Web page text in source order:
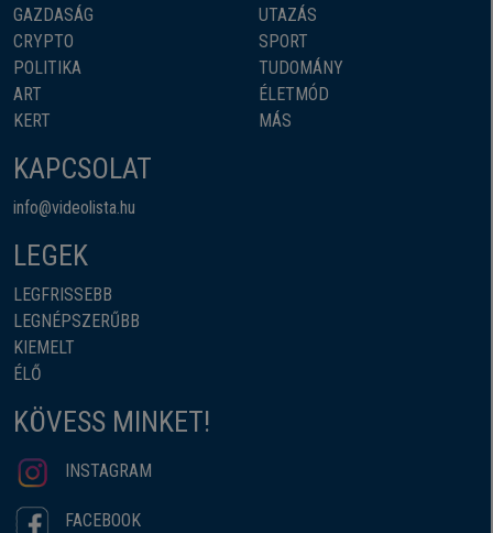
GAZDASÁG
CRYPTO
POLITIKA
ART
KERT
UTAZÁS
SPORT
TUDOMÁNY
ÉLETMÓD
MÁS
KAPCSOLAT
info@videolista.hu
LEGEK
LEGFRISSEBB
LEGNÉPSZERŰBB
KIEMELT
ÉLŐ
KÖVESS MINKET!
INSTAGRAM
FACEBOOK